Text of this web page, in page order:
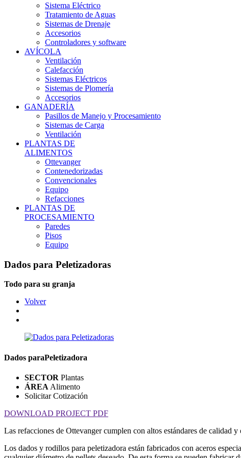
Sistema Eléctrico
Tratamiento de Aguas
Sistemas de Drenaje
Accesorios
Controladores y software
AVÍCOLA
Ventilación
Calefacción
Sistemas Eléctricos
Sistemas de Plomería
Accesorios
GANADERÍA
Pasillos de Manejo y Procesamiento
Sistemas de Carga
Ventilación
PLANTAS DE
ALIMENTOS
Ottevanger
Contenedorizadas
Convencionales
Equipo
Refacciones
PLANTAS DE
PROCESAMIENTO
Paredes
Pisos
Equipo
Dados para Peletizadoras
Todo para su granja
Volver
Dados paraPeletizadora
SECTOR Plantas
ÁREA Alimento
Solicitar Cotización
DOWNLOAD PROJECT PDF
Las refacciones de Ottevanger cumplen con altos estándares de calidad
Los dados y rodillos para peletizadora están fabricados con aceros